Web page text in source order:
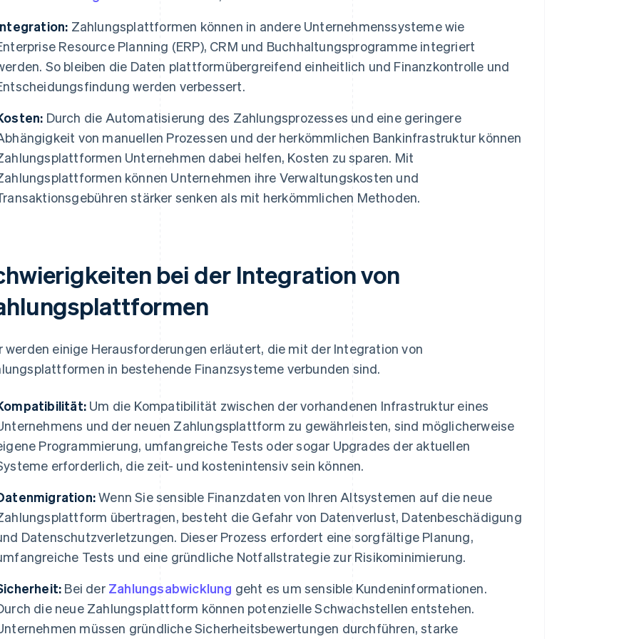
Zahlungsplattformen können in andere Unternehmenssysteme wie
Resource Planning (ERP), CRM und Buchhaltungsprogramme integriert
So bleiben die Daten plattformübergreifend einheitlich und Finanzkontrolle und
werden verbessert.
Durch die Automatisierung des Zahlungsprozesses und eine geringere
von manuellen Prozessen und der herkömmlichen Bankinfrastruktur können
Unternehmen dabei helfen, Kosten zu sparen. Mit
können Unternehmen ihre Verwaltungskosten und
stärker senken als mit herkömmlichen Methoden.
bei der Integration von
werden einige Herausforderungen erläutert, die mit der Integration von
in bestehende Finanzsysteme verbunden sind.
Um die Kompatibilität zwischen der vorhandenen Infrastruktur eines
und der neuen Zahlungsplattform zu gewährleisten, sind möglicherweise
Programmierung, umfangreiche Tests oder sogar Upgrades der aktuellen
erforderlich, die zeit- und kostenintensiv sein können.
Wenn Sie sensible Finanzdaten von Ihren Altsystemen auf die neue
übertragen, besteht die Gefahr von Datenverlust, Datenbeschädigung
Datenschutzverletzungen. Dieser Prozess erfordert eine sorgfältige Planung,
Tests und eine gründliche Notfallstrategie zur Risikominimierung.
Bei der Zahlungsabwicklung geht es um sensible Kundeninformationen.
die neue Zahlungsplattform können potenzielle Schwachstellen entstehen.
müssen gründliche Sicherheitsbewertungen durchführen, starke